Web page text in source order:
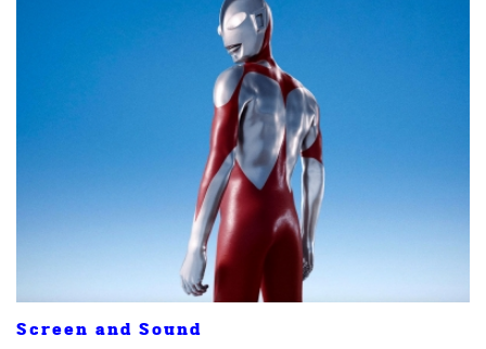
Screen and Sound
TWEET LINE